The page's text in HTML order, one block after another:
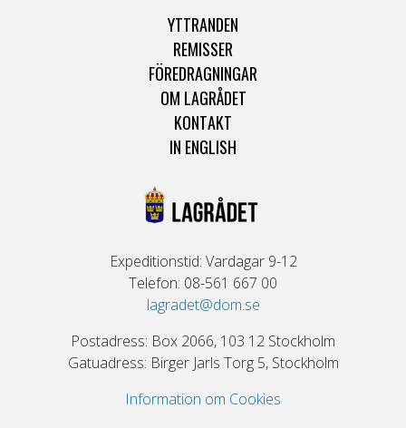
YTTRANDEN
REMISSER
FÖREDRAGNINGAR
OM LAGRÅDET
KONTAKT
IN ENGLISH
Expeditionstid: Vardagar 9-12
Telefon: 08-561 667 00
lagradet@dom.se
Postadress: Box 2066, 103 12 Stockholm
Gatuadress: Birger Jarls Torg 5, Stockholm
Information om Cookies